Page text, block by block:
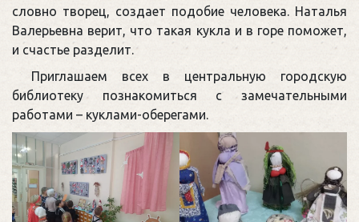
словно творец, создает подобие человека. Наталья
Валерьевна верит, что такая кукла и в горе поможет,
и счастье разделит.
Приглашаем всех в центральную городскую
библиотеку познакомиться с замечательными
работами – куклами-оберегами.